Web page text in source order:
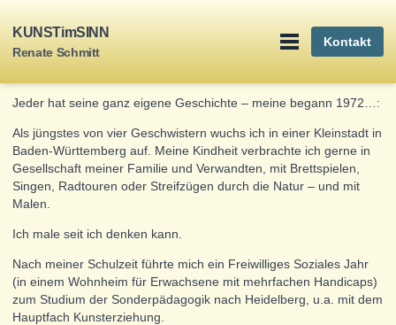
KUNSTimSINN
Renate Schmitt
Kontakt
Jeder hat seine ganz eigene Geschichte – meine begann 1972…:
Als jüngstes von vier Geschwistern wuchs ich in einer Kleinstadt in
Baden-Württemberg auf. Meine Kindheit verbrachte ich gerne in
Gesellschaft meiner Familie und Verwandten, mit Brettspielen,
Singen, Radtouren oder Streifzügen durch die Natur – und mit
Malen.
Ich male seit ich denken kann.
Nach meiner Schulzeit führte mich ein Freiwilliges Soziales Jahr
(in einem Wohnheim für Erwachsene mit mehrfachen Handicaps)
zum Studium der Sonderpädagogik nach Heidelberg, u.a. mit dem
Hauptfach Kunsterziehung.